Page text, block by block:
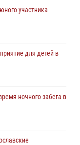
совершили
во время
оружия в связи с
участника
для детей в
ночного забега в